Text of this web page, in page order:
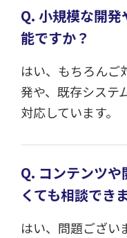
Q. 小規模な開
能ですか？
はい、もちろんご
発や、既存システ
対応しています。
Q. コンテンツ
くても相談でき
はい、問題ござい